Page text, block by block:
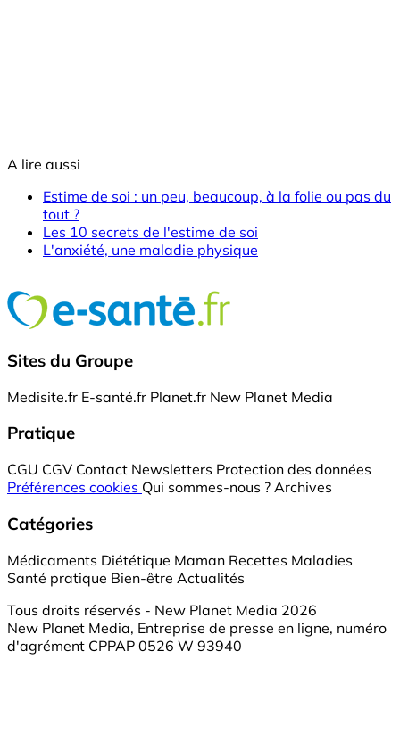
A lire aussi
Estime de soi : un peu, beaucoup, à la folie ou pas du
tout ?
Les 10 secrets de l'estime de soi
L'anxiété, une maladie physique
Sites du Groupe
Medisite.fr E-santé.fr Planet.fr New Planet Media
Pratique
CGU CGV Contact Newsletters Protection des données
Préférences cookies Qui sommes-nous ? Archives
Catégories
Médicaments Diététique Maman Recettes Maladies
Santé pratique Bien-être Actualités
Tous droits réservés - New Planet Media 2026
New Planet Media, Entreprise de presse en ligne, numéro
d'agrément CPPAP 0526 W 93940